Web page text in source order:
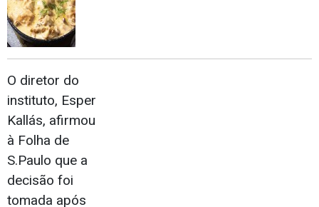
O diretor do
instituto, Esper
Kallás, afirmou
à Folha de
S.Paulo que a
decisão foi
tomada após